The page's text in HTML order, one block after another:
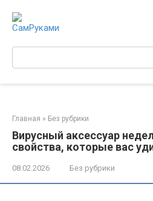
контенту
Главная » Без рубрики
Вирусный аксессуар
свойства, которые вас
08.02.2026 Без рубрики